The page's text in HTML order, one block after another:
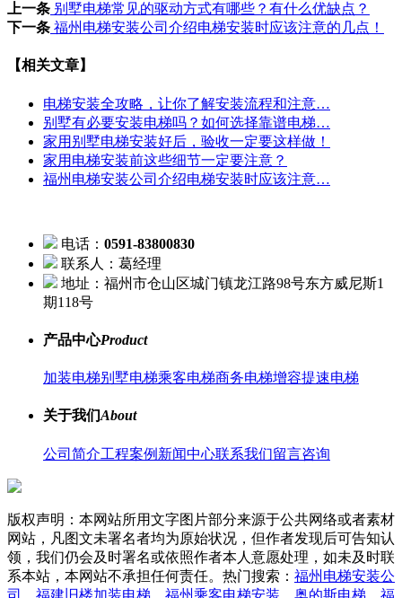
上一条 别墅电梯常见的驱动方式有哪些？有什么优缺点？
下一条 福州电梯安装公司介绍电梯安装时应该注意的几点！
【相关文章】
电梯安装全攻略，让你了解安装流程和注意…
别墅有必要安装电梯吗？如何选择靠谱电梯…
家用别墅电梯安装好后，验收一定要这样做！
家用电梯安装前这些细节一定要注意？
福州电梯安装公司介绍电梯安装时应该注意…
电话： 0591-83800830
联系人：葛经理
地址：福州市仓山区城门镇龙江路98号东方威尼斯1
期118号
产品中心Product
加装电梯别墅电梯乘客电梯商务电梯增容提速电梯
关于我们About
公司简介工程案例 新闻中心联系我们留言咨询
版权声明：本网站所用文字图片部分来源于公共网络或者素材
网站，凡图文未署名者均为原始状况，但作者发现后可告知认
领，我们仍会及时署名或依照作者本人意愿处理，如未及时联
系本站，本网站不承担任何责任。热门搜索： 福州电梯安装公
司
福建旧楼加装电梯 福州乘客电梯安装 奥的斯电梯 福